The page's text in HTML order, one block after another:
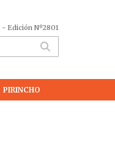
- Edición Nº2801
PIRINCHO